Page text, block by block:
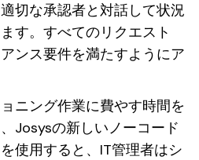
切な承認者と対話して状況
す。すべてのリクエスト
ンス要件を満たすようにア
ニング作業に費やす時間を
Josysの新しいノーコード
使用すると、IT管理者はシ